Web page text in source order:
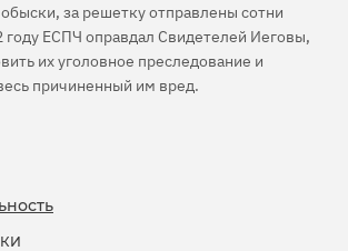
за решетку отправлены сотни
ЕСПЧ оправдал Свидетелей Иеговы,
их уголовное преследование и
причиненный им вред.